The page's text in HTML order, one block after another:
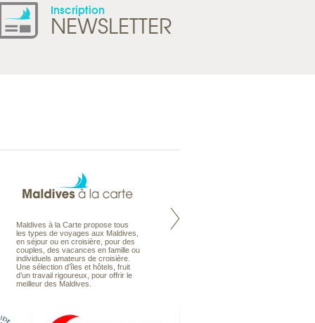
Inscription
NEWSLETTER
Maldives à la Carte propose tous
les types de voyages aux Maldives,
en séjour ou en croisière, pour des
couples, des vacances en famille ou
individuels amateurs de croisière.
Une sélection d’îles et hôtels, fruit
d’un travail rigoureux, pour offrir le
meilleur des Maldives.
Notre site Odyssee est un portail